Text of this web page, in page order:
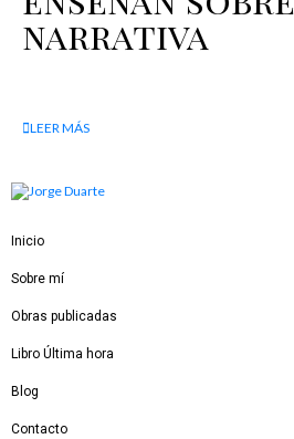
narrativa
LEER MÁS
Inicio
Sobre mí
Obras publicadas
Libro Última hora
Blog
Contacto